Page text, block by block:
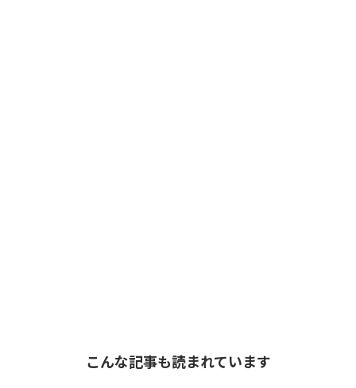
こんな記事も読まれています